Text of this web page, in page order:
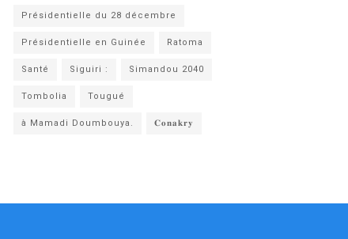
Présidentielle du 28 décembre
Présidentielle en Guinée Ratoma
Santé Siguiri : Simandou 2040
Tombolia Tougué
à Mamadi Doumbouya. 𝐂𝐨𝐧𝐚𝐤𝐫𝐲